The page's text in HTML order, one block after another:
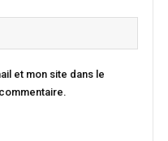
et mon site dans le